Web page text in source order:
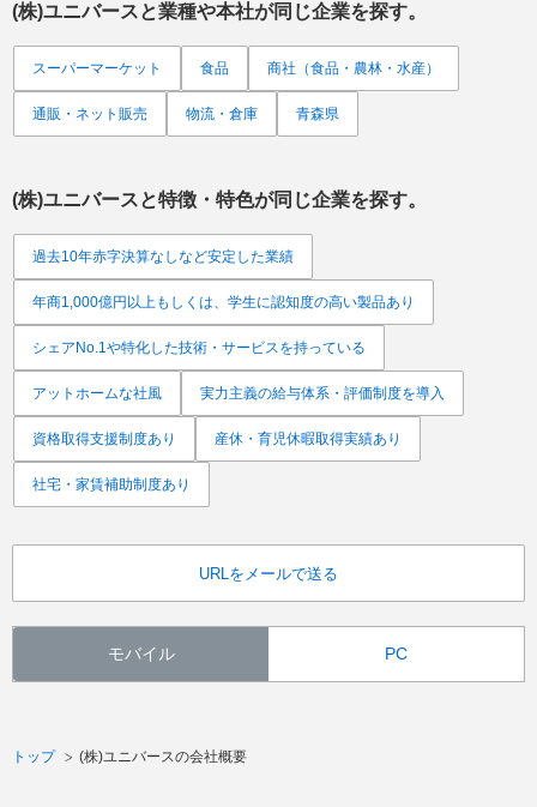
(株)ユニバースと業種や本社が同じ企業を探す。
スーパーマーケット 食品 商社（食品・農林・水産）
通販・ネット販売 物流・倉庫 青森県
(株)ユニバースと特徴・特色が同じ企業を探す。
過去10年赤字決算なしなど安定した業績
年商1,000億円以上もしくは、学生に認知度の高い製品あり
シェアNo.1や特化した技術・サービスを持っている
アットホームな社風 実力主義の給与体系・評価制度を導入
資格取得支援制度あり 産休・育児休暇取得実績あり
社宅・家賃補助制度あり
URLをメールで送る
モバイル PC
トップ (株)ユニバースの会社概要